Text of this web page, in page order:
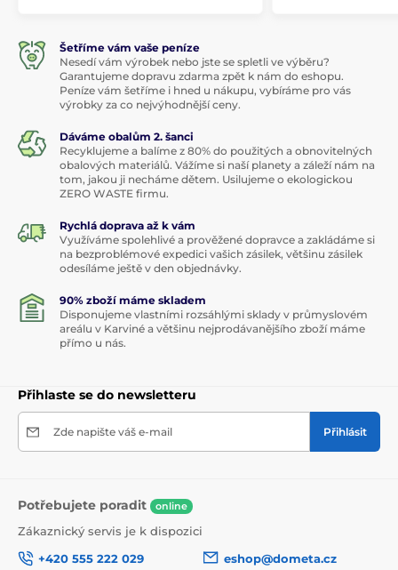
Šetříme vám vaše peníze
Nesedí vám výrobek nebo jste se spletli ve výběru?
Garantujeme dopravu zdarma zpět k nám do eshopu.
Peníze vám šetříme i hned u nákupu, vybíráme pro vás
výrobky za co nejvýhodnější ceny.
Dáváme obalům 2. šanci
Recyklujeme a balíme z 80% do použitých a obnovitelných
obalových materiálů. Vážíme si naší planety a záleží nám na
tom, jakou ji necháme dětem. Usilujeme o ekologickou
ZERO WASTE firmu.
Rychlá doprava až k vám
Využíváme spolehlivé a prověžené dopravce a zakládáme si
na bezproblémové expedici vašich zásilek, většinu zásilek
odesíláme ještě v den objednávky.
90% zboží máme skladem
Disponujeme vlastními rozsáhlými sklady v průmyslovém
areálu v Karviné a většinu nejprodávanějšího zboží máme
přímo u nás.
Přihlaste se do newsletteru
Zde napište váš e-mail Přihlásit
Potřebujete poradit online
Zákaznický servis je k dispozici
+420 555 222 029
eshop@dometa.cz